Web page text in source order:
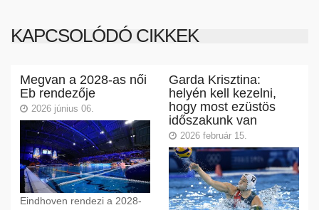
KAPCSOLÓDÓ CIKKEK
Megvan a 2028-as női
Eb rendezője
2026 június 06.
Eindhoven rendezi a 2028-
Garda Krisztina:
helyén kell kezelni,
hogy most ezüstös
időszakunk van
2026 február 15.